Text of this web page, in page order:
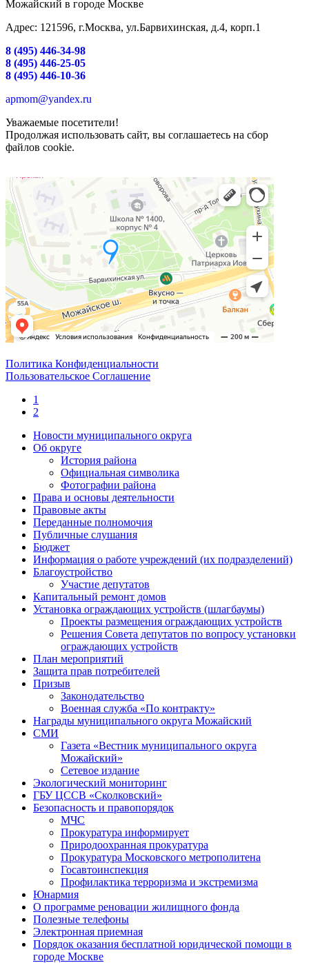
Можайский в городе Москве
Адрес: 121596, г.Москва, ул.Барвихинская, д.4, корп.1
8 (495) 446-34-98
8 (495) 446-25-05
8 (495) 446-10-36
apmom@yandex.ru
Уважаемые посетители!
Продолжая использовать сайт, вы соглашаетесь на сбор
файлов cookie.
Политика Конфиденциальности
Пользовательское Соглашение
1
2
Новости муниципального округа
Об округе
История района
Официальная символика
Фотографии района
Права и основы деятельности
Правовые акты
Переданные полномочия
Публичные слушания
Бюджет
Информация о работе учреждений (их подразделений)
Благоустройство
Участие депутатов
Капитальный ремонт домов
Установка ограждающих устройств (шлагбаумы)
Проекты размещения ограждающих устройств
Решения Совета депутатов по вопросу установки
ограждающих устройств
План мероприятий
Защита прав потребителей
Призыв
Законодательство
Военная служба «По контракту»
Награды муниципального округа Можайский
СМИ
Газета «Вестник муниципального округа
Можайский»
Сетевое издание
Экологический мониторинг
ГБУ ЦССВ «Сколковский»
Безопасность и правопорядок
МЧС
Прокуратура информирует
Природоохранная прокуратура
Прокуратура Московского метрополитена
Госавтоинспекция
Профилактика терроризма и экстремизма
Юнармия
О программе реновации жилищного фонда
Полезные телефоны
Электронная приемная
Порядок оказания бесплатной юридической помощи в
городе Москве